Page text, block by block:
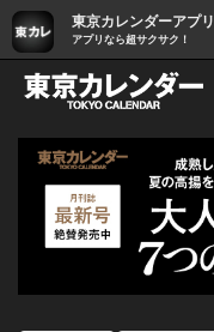
東京カレンダーアプリ
アプリなら超サクサク！